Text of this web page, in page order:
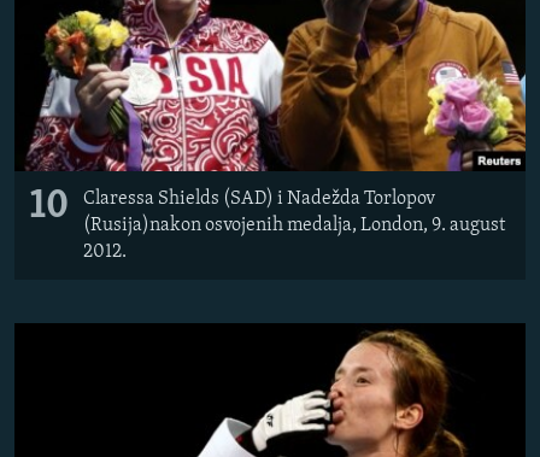
10
Claressa Shields (SAD) i Nadežda Torlopov
(Rusija)nakon osvojenih medalja, London, 9. august
2012.